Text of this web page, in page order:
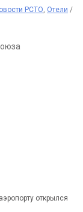
РСТО, Отели /
открылся